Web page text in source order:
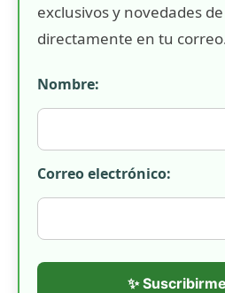
exclusivos y novedades
directamente en tu
Nombre:
Correo electrónico:
✨